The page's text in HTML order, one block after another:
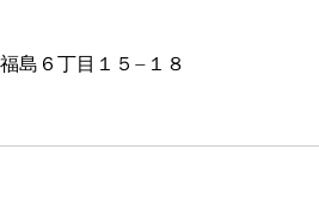
島６丁目１５−１８